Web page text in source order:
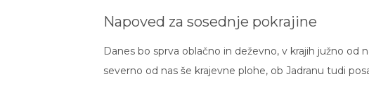
Napoved za sosednje pokrajine
Danes bo sprva oblačno in deževno, v krajih južno
severno od nas še krajevne plohe, ob Jadranu tudi